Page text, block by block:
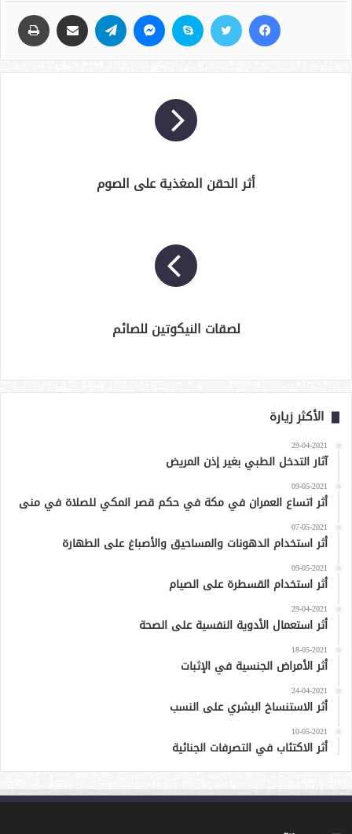
أثر الحقن المغذية على الصوم
لصقات النيكوتين للصائم
الأكثر زيارة
29-04-2021
آثار التدخل الطبي بغير إذن المريض
09-05-2021
أثر اتساع العمران في مكة في حكم قصر المكي للصلاة في منى
07-05-2021
أثر استخدام الدهونات والمساحيق والأصباغ على الطهارة
09-05-2021
أثر استخدام القسطرة على الصيام
29-04-2021
أثر استعمال الأدوية النفسية على الصحة
18-05-2021
أثر الأمراض الجنسية في الإثبات
24-04-2021
أثر الاستنساخ البشري على النسب
10-05-2021
أثر الاكتئاب في التصرفات الجنائية